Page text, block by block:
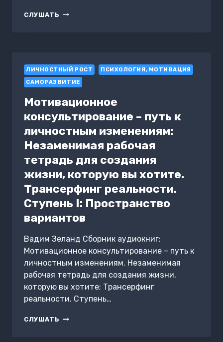
СЛУШАТЬ КАК
ОДИН
СТРАННЫЙ
ВОПРОС
ЛИЧНОСТНЫЙ РОСТ
ПСИХОЛОГИЯ, МОТИВАЦИЯ
САМОРАЗВИТИЕ
Мотивационное
консультирование – путь к
личностным изменениям:
Незаменимая рабочая
тетрадь для создания
жизни, которую вы хотите.
Трансерфинг реальности.
Ступень I: Пространство
вариантов
Вадим Зеланд Сборник аудиокниг:
Мотивационное консультирование – путь к
личностным изменениям. Незаменимая
рабочая тетрадь для создания жизни,
которую вы хотите; Трансерфинг
реальности. Ступень…
СЛУШАТЬ МОТИВАЦИОННОЕ